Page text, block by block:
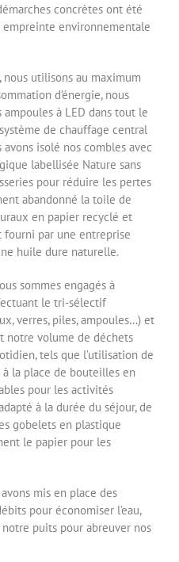
concrètes ont été
environnementale
nous utilisons au maximum
d’énergie, nous
à LED dans tout le
de chauffage central
isolé nos combles avec
labellisée Nature sans
pour réduire les pertes
abandonné la toile de
en papier recyclé et
fourni par une entreprise
huile dure naturelle.
sommes engagés à
le tri-sélectif
verres, piles, ampoules…) et
notre volume de déchets
tels que l’utilisation de
la place de bouteilles en
pour les activités
à la durée du séjour, de
gobelets en plastique
le papier pour les
mis en place des
pour économiser l’eau,
notre puits pour abreuver nos